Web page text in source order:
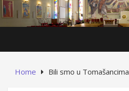
Home Bili smo u Tomašancima